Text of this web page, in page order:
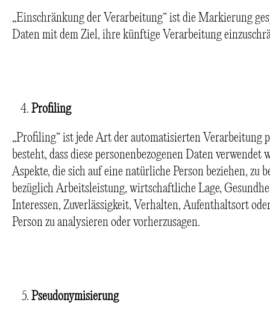
„Einschränkung der Verarbeitung“ ist die Markierung
Daten mit dem Ziel, ihre künftige Verarbeitung
Profiling
„Profiling“ ist jede Art der automatisierten Verarbeitung
besteht, dass diese personenbezogenen Daten verwendet
Aspekte, die sich auf eine natürliche Person beziehen, zu
bezüglich Arbeitsleistung, wirtschaftliche Lage,
Interessen, Zuverlässigkeit, Verhalten, Aufenthaltsort
Person zu analysieren oder vorherzusagen.
Pseudonymisierung